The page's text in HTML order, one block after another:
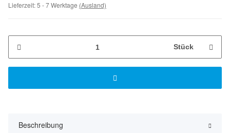
Lieferzeit:5 - 7 Werktage (Ausland)
Stück
Beschreibung